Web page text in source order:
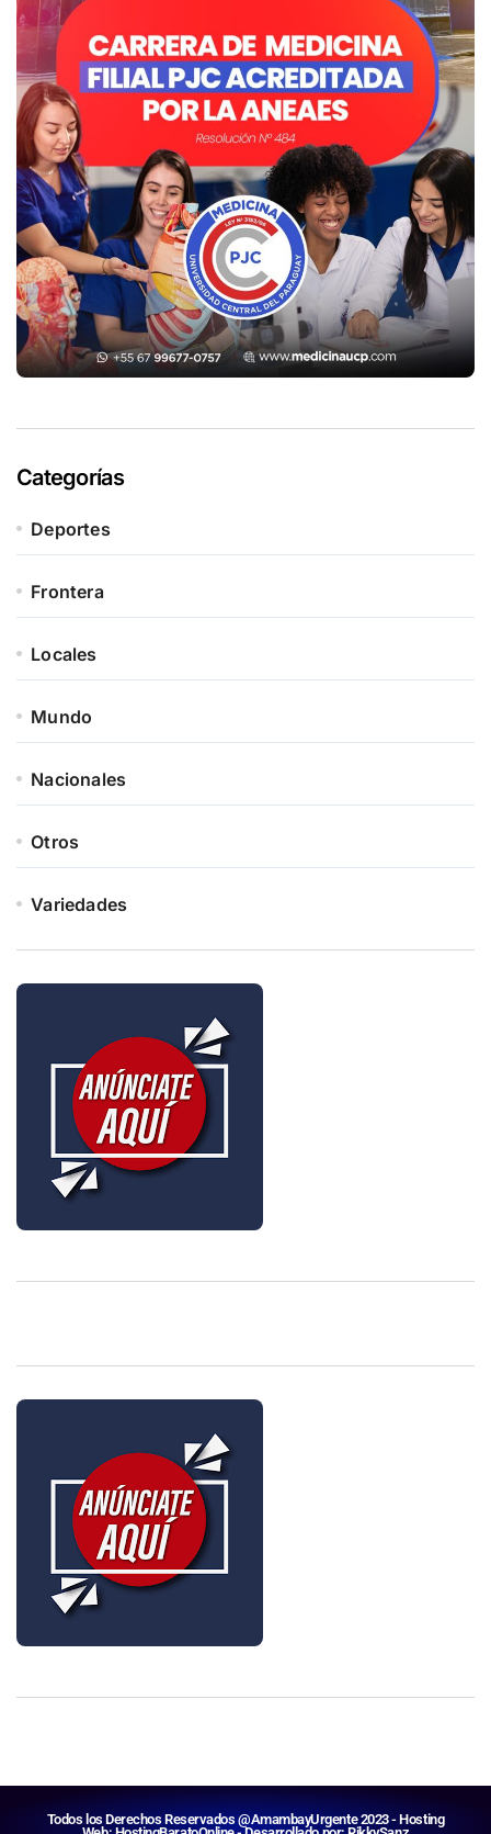
Categorías
Deportes
Frontera
Locales
Mundo
Nacionales
Otros
Variedades
Todos los Derechos Reservados @AmambayUrgente 2023 - Hosting